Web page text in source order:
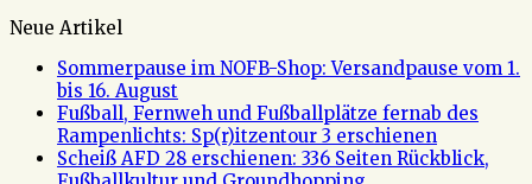
Neue Artikel
Sommerpause im NOFB-Shop: Versandpause vom 1.
bis 16. August
Fußball, Fernweh und Fußballplätze fernab des
Rampenlichts: Sp(r)itzentour 3 erschienen
Scheiß AFD 28 erschienen: 336 Seiten Rückblick,